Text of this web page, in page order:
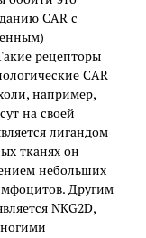
CAR с
рецепторы
CAR
например,
на своей
лигандом
тканях он
небольших
Другим
NKG2D,